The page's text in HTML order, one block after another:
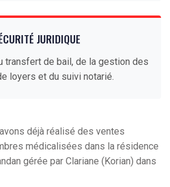
JURIDIQUE
transfert de bail, de la gestion des
loyers et du suivi notarié.
déjà réalisé des ventes
médicalisées dans la résidence
gérée par Clariane (Korian) dans